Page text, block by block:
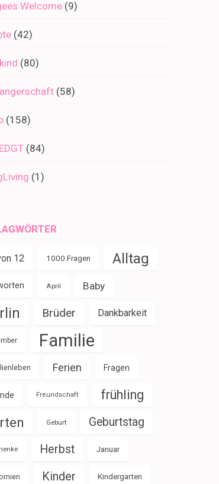
Welcome (9)
(42)
(80)
(58)
(158)
(84)
(1)
12 1000 Fragen Alltag
April Baby
Brüder Dankbarkeit
Familie
Ferien Fragen
Freundschaft frühling
Geburt Geburtstag
Herbst Januar
Kinder Kindergarten